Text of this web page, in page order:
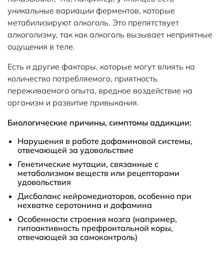
уникальные вариации ферментов, которые
метабилизируют алкоголь. Это препятствует
алкоголизму, так как алкоголь вызывает неприятные
ощущения в теле.
Есть и другие факторы, которые могут влиять на
количество потребляемого, приятность
переживаемого опыта, вредное воздействие на
организм и развитие привыкания.
Биологические причины, симптомы аддикции:
Нарушения в работе дофаминовой системы,
отвечающей за удовольствие
Генетические мутации, связанные с
метаболизмом веществ или рецепторами
удовольствия
Дисбаланс нейромедиаторов, особенно при
нехватке серотонина и дофамина
Особенности строения мозга (например,
гипоактивность префронтальной коры,
отвечающей за самоконтроль)